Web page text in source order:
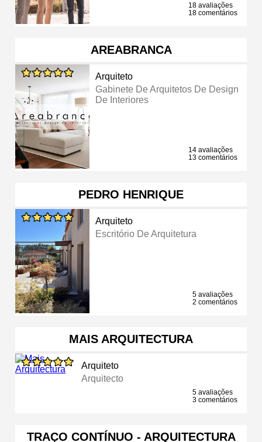
18 avaliações
18 comentários
AREABRANCA
Arquiteto
Gabinete De Arquitetos De Design
De Interiores
14 avaliações
13 comentários
PEDRO HENRIQUE
Arquiteto
Escritório De Arquitetura
5 avaliações
2 comentários
MAIS ARQUITECTURA
Arquiteto
Arquitecto
5 avaliações
3 comentários
TRAÇO CONTÍNUO - ARQUITECTURA